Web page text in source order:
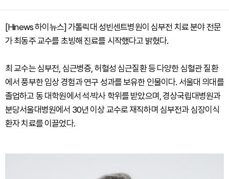
[Hinews 하이뉴스] 가톨릭대 성빈센트병원이 심부전 치료 분야 전문
가 최동주 교수를 초빙해 진료를 시작했다고 밝혔다.
최 교수는 심부전, 심근병증, 허혈성 심근질환 등 다양한 심혈관 질환
에서 풍부한 임상 경험과 연구 성과를 보유한 인물이다. 서울대 의대를
졸업하고 동 대학원에서 석·박사 학위를 받았으며, 경상국립대병원과
분당서울대병원에서 30년 이상 교수로 재직하며 심부전과 심장이식
환자 치료를 이끌었다.